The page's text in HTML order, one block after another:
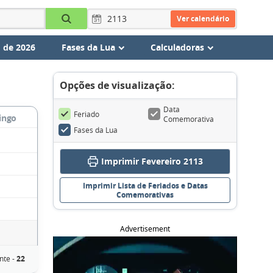
Ver calendário
2026 Fases da Lua Calculadoras
-22
Opções de visualização:
Feriado
Data
Comemorativa
Fases da Lua
Imprimir Fevereiro 2113
Imprimir Lista de Feriados e Datas
Comemorativas
Advertisement